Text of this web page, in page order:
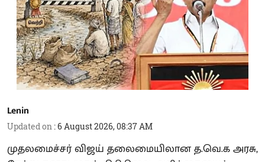
Lenin
Updated on :6 August 2026, 08:37 AM
முதலமைச்சர் விஜய் தலைமையிலான த.வெ.க அரசு,